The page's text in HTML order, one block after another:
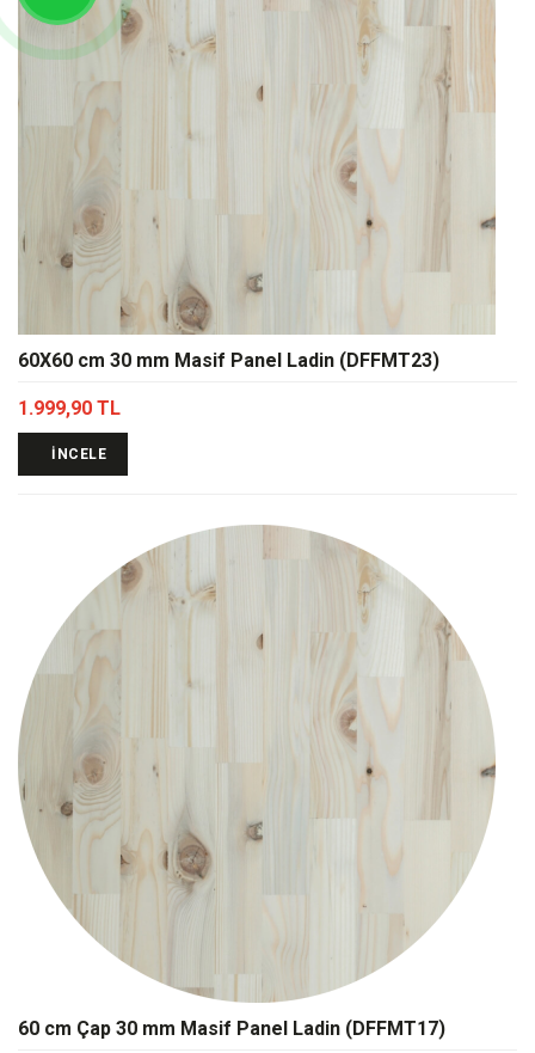
60X60 cm 30 mm Masif Panel Ladin (DFFMT23)
1.999,90 TL
İNCELE
60 cm Çap 30 mm Masif Panel Ladin (DFFMT17)